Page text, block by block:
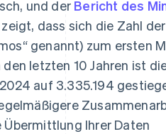
und der Bericht des
dass sich die Zahl der
genannt) zum ersten
den letzten 10 Jahren ist
auf 3.335.194
Ihrer Daten